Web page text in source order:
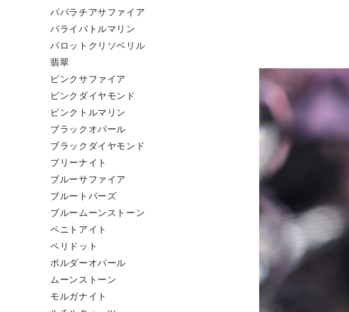
パパラチアサファイア
パライバトルマリン
パロットクリソベリル
翡翠
ピンクサファイア
ピンクダイヤモンド
ピンクトルマリン
ブラックオパール
ブラックダイヤモンド
プリーナイト
ブルーサファイア
ブルートパーズ
ブルームーンストーン
ペニトアイト
ペリドット
ポルダーオパール
ムーンストーン
モルガナイト